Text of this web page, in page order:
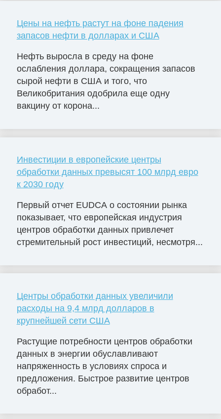
Цены на нефть растут на фоне падения
запасов нефти в долларах и США
Нефть выросла в среду на фоне
ослабления доллара, сокращения запасов
сырой нефти в США и того, что
Великобритания одобрила еще одну
вакцину от корона...
Инвестиции в европейские центры
обработки данных превысят 100 млрд евро
к 2030 году
Первый отчет EUDCA о состоянии рынка
показывает, что европейская индустрия
центров обработки данных привлечет
стремительный рост инвестиций, несмотря...
Центры обработки данных увеличили
расходы на 9,4 млрд долларов в
крупнейшей сети США
Растущие потребности центров обработки
данных в энергии обуславливают
напряженность в условиях спроса и
предложения. Быстрое развитие центров
обработ...